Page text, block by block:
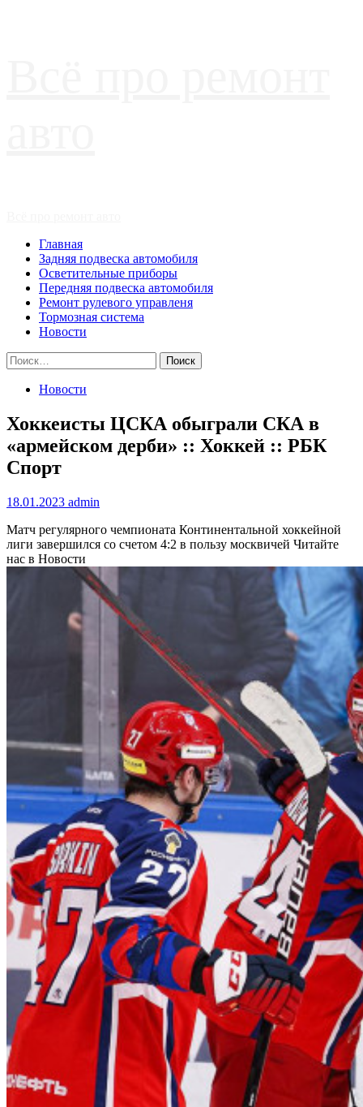
Главная
Задняя подвеска автомобиля
Осветительные приборы
Передняя подвеска автомобиля
Ремонт рулевого управленя
Тормозная система
Новости
Найти:
Новости
Хоккеисты ЦСКА обыграли СКА в
«армейском дерби» :: Хоккей :: РБК
Спорт
18.01.2023 admin
Матч регулярного чемпионата Континентальной хоккейной
лиги завершился со счетом 4:2 в пользу москвичей Читайте
нас в Новости